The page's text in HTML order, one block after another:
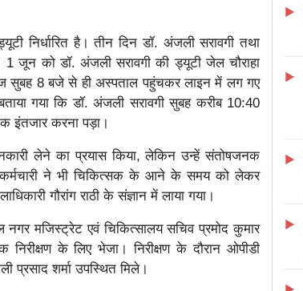
निर्धारित है। तीन दिन डॉ. अंजली सरावगी तथा
1 जून को डॉ. अंजली सरावगी की ड्यूटी जेल चौराहा
सुबह 8 बजे से ही अस्पताल पहुंचकर लाइन में लग गए
गया कि डॉ. अंजली सरावगी सुबह करीब 10:40
इंतजार करना पड़ा।
लेने का प्रयास किया, लेकिन उन्हें संतोषजनक
कर्मचारी ने भी चिकित्सक के आने के समय को लेकर
गौरांग राठी के संज्ञान में लाया गया।
मजिस्ट्रेट एवं चिकित्सालय सचिव प्रमोद कुमार
के लिए भेजा। निरीक्षण के दौरान ओपीडी
प्रसाद शर्मा उपस्थित मिले।